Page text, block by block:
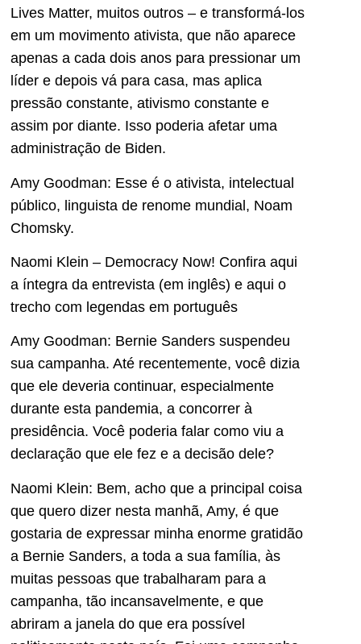
Lives Matter, muitos outros – e transformá-los
em um movimento ativista, que não aparece
apenas a cada dois anos para pressionar um
líder e depois vá para casa, mas aplica
pressão constante, ativismo constante e
assim por diante. Isso poderia afetar uma
administração de Biden.
Amy Goodman: Esse é o ativista, intelectual
público, linguista de renome mundial, Noam
Chomsky.
Naomi Klein – Democracy Now! Confira aqui
a íntegra da entrevista (em inglês) e aqui o
trecho com legendas em português
Amy Goodman: Bernie Sanders suspendeu
sua campanha. Até recentemente, você dizia
que ele deveria continuar, especialmente
durante esta pandemia, a concorrer à
presidência. Você poderia falar como viu a
declaração que ele fez e a decisão dele?
Naomi Klein: Bem, acho que a principal coisa
que quero dizer nesta manhã, Amy, é que
gostaria de expressar minha enorme gratidão
a Bernie Sanders, a toda a sua família, às
muitas pessoas que trabalharam para a
campanha, tão incansavelmente, e que
abriram a janela do que era possível